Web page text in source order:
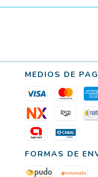
MEDIOS DE
FORMAS DE